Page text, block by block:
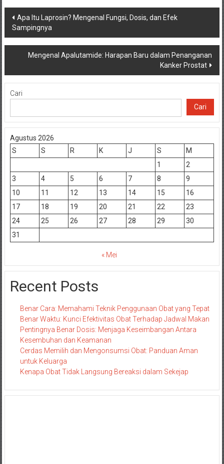
Navigasi
pos
Apa Itu Laprosin? Mengenal Fungsi, Dosis, dan Efek
Sampingnya
Mengenal Apalutamide: Harapan Baru dalam Penanganan
Kanker Prostat
Cari
Cari
Agustus 2026
S
S R K J S
M
1
2
3
4 5 6 7 8
9
10
11 12 13 14 15
16
17
18 19 20 21 22
23
24
25 26 27 28 29
30
31
« Mei
Recent Posts
Benar Cara: Memahami Teknik Penggunaan Obat yang Tepat
Benar Waktu: Kunci Efektivitas Obat Terhadap Jadwal Makan
Pentingnya Benar Dosis: Menjaga Keseimbangan Antara
Kesembuhan dan Keamanan
Cerdas Memilih dan Mengonsumsi Obat: Panduan Aman
untuk Keluarga
Kenapa Obat Tidak Langsung Bereaksi dalam Sekejap